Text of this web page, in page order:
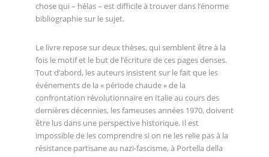
chose qui – hélas – est difficile à trouver dans l’énorme
bibliographie sur le sujet.
Le livre repose sur deux thèses, qui semblent être à la
fois le motif et le but de l’écriture de ces pages denses.
Tout d’abord, les auteurs insistent sur le fait que les
événements de la « période chaude » de la
confrontation révolutionnaire en Italie au cours des
dernières décennies, les fameuses années 1970, doivent
être lus dans une perspective historique. Il est
impossible de les comprendre si on ne les relie pas à la
résistance partisane au nazi-fascisme, à Portella della